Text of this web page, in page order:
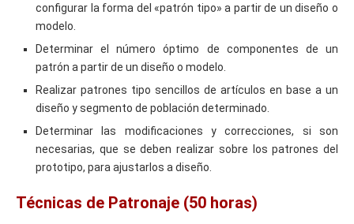
configurar la forma del «patrón tipo» a partir de un diseño o
modelo.
Determinar el número óptimo de componentes de un
patrón a partir de un diseño o modelo.
Realizar patrones tipo sencillos de artículos en base a un
diseño y segmento de población determinado.
Determinar las modificaciones y correcciones, si son
necesarias, que se deben realizar sobre los patrones del
prototipo, para ajustarlos a diseño.
Técnicas de Patronaje (50 horas)